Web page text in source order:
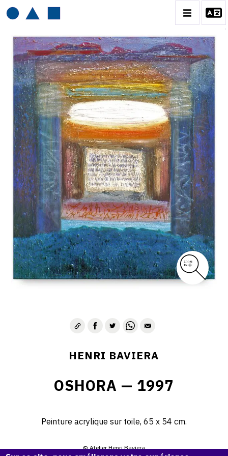
HENRI BAVIERA
BIOGRAPHIE
CATALOGUE DES OEUVRES
TOME 1: PEINTURES ET RELIEFS
TOME 2 : GRAVURES
CONTACT
HENRI BAVIERA
OSHORA — 1997
Peinture acrylique sur toile, 65 x 54 cm.
© Atelier Henri Baviera